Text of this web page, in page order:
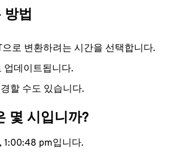
법
로 변환하려는 시간을 선택합니다.
업데이트됩니다.
할 수도 있습니다.
몇 시입니까?
1:00:49 pm입니다.